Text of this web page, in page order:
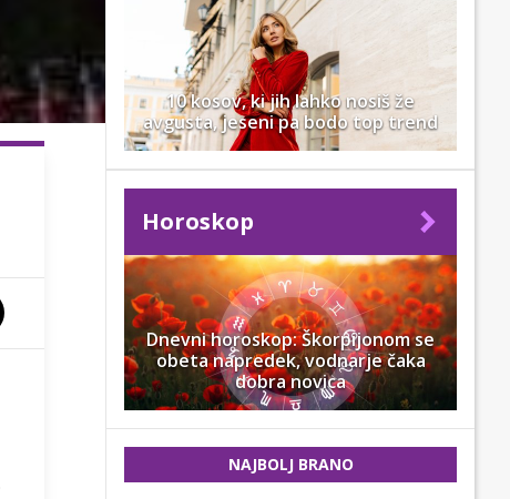
10 kosov, ki jih lahko nosiš že
avgusta, jeseni pa bodo top trend
Horoskop
Dnevni horoskop: Škorpijonom se
obeta napredek, vodnarje čaka
dobra novica
NAJBOLJ BRANO